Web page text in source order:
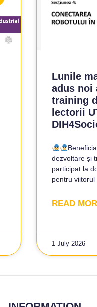
Lunile
adus noi
training
lectorii
dezvoltare și
participat la
pentru viitorul
READ
1 July 2026